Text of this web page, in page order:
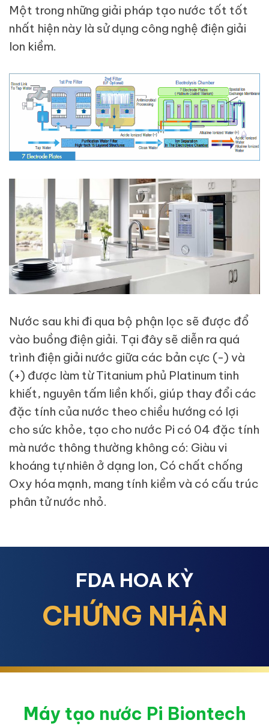
Một trong những giải pháp tạo nước tốt tốt
nhất hiện này là sử dụng công nghệ điện giải
Ion kiềm.
Nước sau khi đi qua bộ phận lọc sẽ được đổ
vào buồng điện giải. Tại đây sẽ diễn ra quá
trình điện giải nước giữa các bản cực (-) và
(+) được làm từ Titanium phủ Platinum tinh
khiết, nguyên tấm liền khối, giúp thay đổi các
đặc tính của nước theo chiều hướng có lợi
cho sức khỏe, tạo cho nước Pi có 04 đặc tính
mà nước thông thường không có: Giàu vi
khoáng tự nhiên ở dạng Ion, Có chất chống
Oxy hóa mạnh, mang tính kiềm và có cấu trúc
phân tử nước nhỏ.
FDA HOA KỲ
CHỨNG NHẬN
Máy tạo nước Pi Biontech